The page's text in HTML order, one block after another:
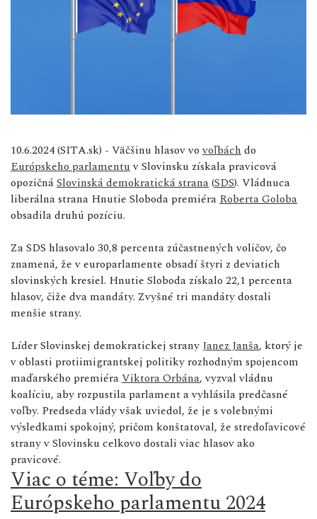
10.6.2024 (SITA.sk) - Väčšinu hlasov vovoľbáchdo
Európskeho parlamentuv Slovinsku získala pravicová
opozičnáSlovinská demokratická strana(SDS). Vládnuca
liberálna strana Hnutie Sloboda premiéraRoberta Goloba
obsadila druhú pozíciu.
Za SDS hlasovalo 30,8 percenta zúčastnených voličov, čo
znamená, že v europarlamente obsadí štyri z deviatich
slovinských kresiel. Hnutie Sloboda získalo 22,1 percenta
hlasov, čiže dva mandáty. Zvyšné tri mandáty dostali
menšie strany.
Líder Slovinskej demokratickej stranyJanez Janša, ktorý je
v oblasti protiimigrantskej politiky rozhodným spojencom
maďarského premiéraViktora Orbána, vyzval vládnu
koalíciu, aby rozpustila parlament a vyhlásila predčasné
voľby. Predseda vlády však uviedol, že je s volebnými
výsledkami spokojný, pričom konštatoval, že stredoľavicové
strany v Slovinsku celkovo dostali viac hlasov ako
pravicové.
Viac o téme: Voľby do
Európskeho parlamentu 2024